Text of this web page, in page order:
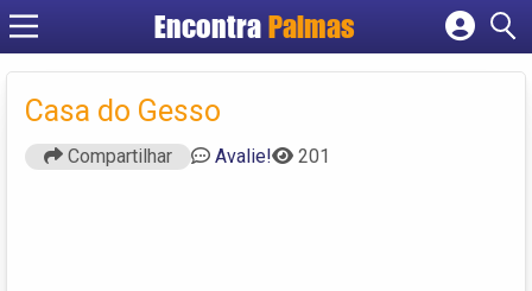
Encontra Palmas
Cadastrar empresa
Casa do Gesso
Compartilhar Avalie! 201